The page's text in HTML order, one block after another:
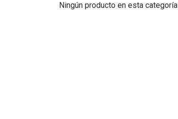
Ningún producto en esta categoría